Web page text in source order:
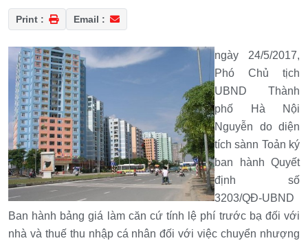
Print : Email :
ngày 24/5/2017,
Phó Chủ tịch
UBND Thành
phố Hà Nội
Nguyễn do diện
tích sànn Toản ký
ban hành Quyết
định số
3203/QĐ-UBND
Ban hành bảng giá làm căn cứ tính lệ phí trước bạ đối với
nhà và thuế thu nhập cá nhân đối với việc chuyển nhượng